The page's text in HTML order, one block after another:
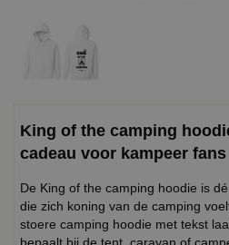
King of the camping
cadeau voor kampeer fans
De King of the camping hoodie is
die zich koning van de camping
stoere camping hoodie met tekst